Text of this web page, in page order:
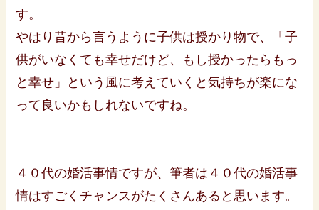
す。
やはり昔から言うように子供は授かり物で、「子
供がいなくても幸せだけど、もし授かったらもっ
と幸せ」という風に考えていくと気持ちが楽にな
って良いかもしれないですね。
４０代の婚活事情ですが、筆者は４０代の婚活事
情はすごくチャンスがたくさんあると思います。